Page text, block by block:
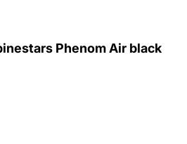
Phenom Air black